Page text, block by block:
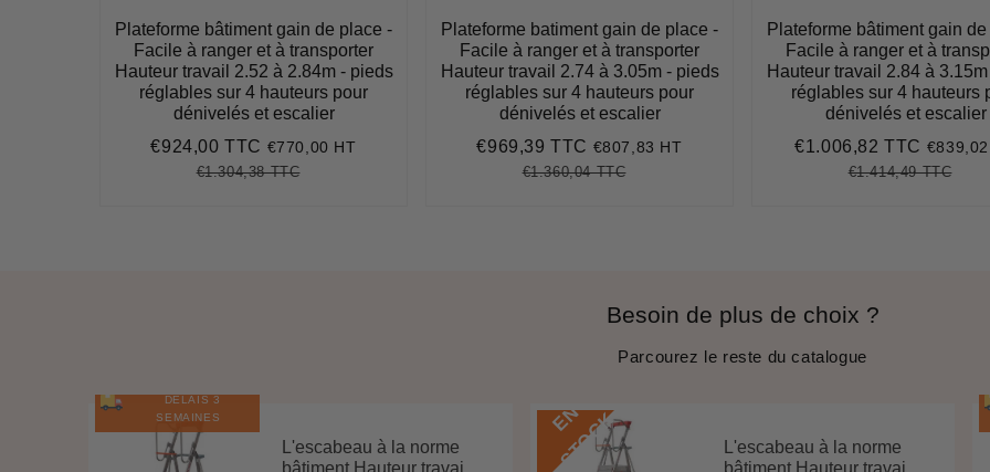
Plateforme bâtiment gain de place -
Facile à ranger et à transporter
Hauteur travail 2.52 à 2.84m - pieds
réglables sur 4 hauteurs pour
dénivelés et escalier
Prix
€924,00 TTC €924,00
€770,00 HT
Prix
€1.304,38 TTC€1.304,38
Plateforme batiment gain de place -
Facile à ranger et à transporter
Hauteur travail 2.74 à 3.05m - pieds
réglables sur 4 hauteurs pour
dénivelés et escalier
Prix
€969,39 TTC €969,39
€807,83 HT
Prix
€1.360,04 TTC€1.360,04
Plateforme bâtiment gain
Facile à ranger et à
Hauteur travail 2.84 à
réglables sur 4 hauteurs
dénivelés et escalier
Prix
€1.006,82 TTC
Prix
€1.414,49 TTC
Besoin de plus de choix ?
Parcourez le reste du catalogue
DÉLAIS 3
SEMAINES
L'escabeau à la norme
bâtiment Hauteur travai...
E
N
S
T
O
C
K
L'escabeau à la norme
bâtiment Hauteur travai...